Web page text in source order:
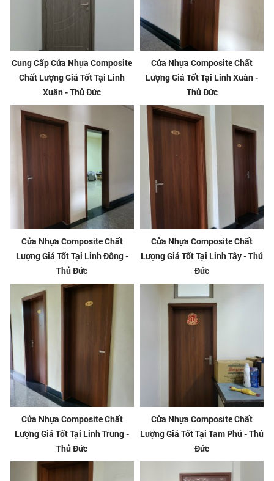
Cung Cấp Cửa Nhựa Composite
Chất Lượng Giá Tốt Tại Linh
Xuân - Thủ Đức
Cửa Nhựa Composite Chất
Lượng Giá Tốt Tại Linh Xuân -
Thủ Đức
Cửa Nhựa Composite Chất
Lượng Giá Tốt Tại Linh Đông -
Thủ Đức
Cửa Nhựa Composite Chất
Lượng Giá Tốt Tại Linh Tây - Thủ
Đức
Cửa Nhựa Composite Chất
Lượng Giá Tốt Tại Linh Trung -
Thủ Đức
Cửa Nhựa Composite Chất
Lượng Giá Tốt Tại Tam Phú - Thủ
Đức